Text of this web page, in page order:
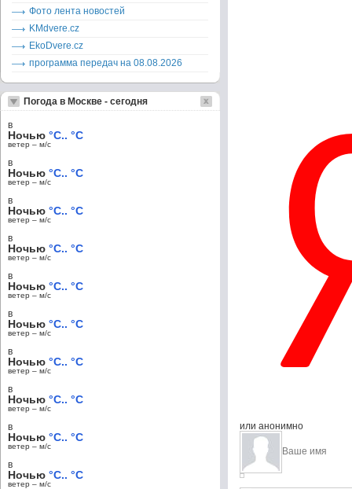
или анонимно
Фото лента новостей
KMdvere.cz
EkoDvere.cz
программа передач на 08.08.2026
Погода в Москве - сегодня
в
Ночью °C.. °C
ветер – м/c
в
Ночью °C.. °C
ветер – м/c
в
Ночью °C.. °C
ветер – м/c
в
Ночью °C.. °C
ветер – м/c
в
Ночью °C.. °C
ветер – м/c
в
Ночью °C.. °C
ветер – м/c
в
Ночью °C.. °C
ветер – м/c
в
Ночью °C.. °C
ветер – м/c
в
Ночью °C.. °C
ветер – м/c
в
Ночью °C.. °C
ветер – м/c